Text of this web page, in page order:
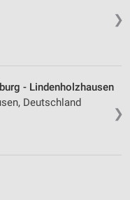
❯
❯
- Lindenholzhausen
Deutschland
oder
von